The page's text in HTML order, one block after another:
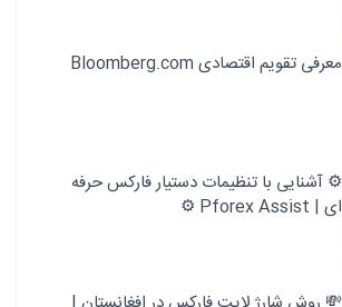
معرفی تقویم اقتصادی Bloomberg.com
⚙️ آشنایی با تنظیمات دستیار فارکس حرفه
ای | Pforex Assist ⚙️